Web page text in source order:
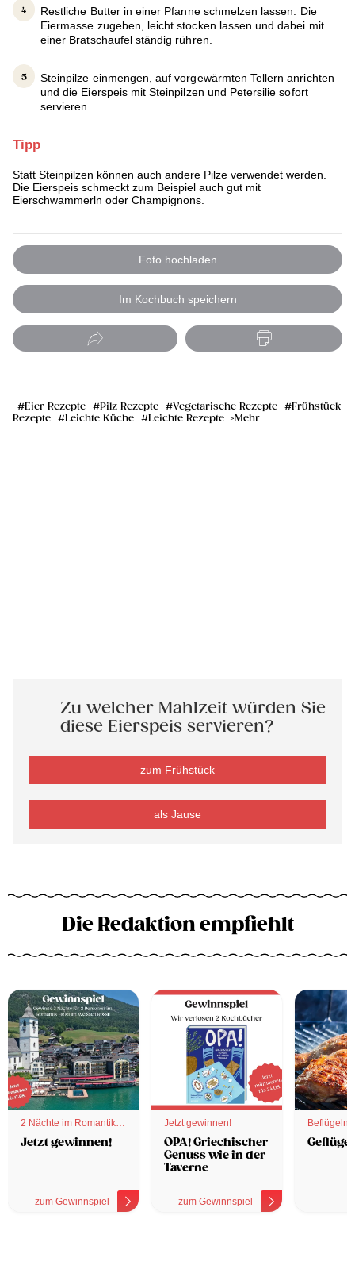
Restliche Butter in einer Pfanne schmelzen lassen. Die
Eiermasse zugeben, leicht stocken lassen und dabei mit
einer Bratschaufel ständig rühren.
Steinpilze einmengen, auf vorgewärmten Tellern anrichten
und die Eierspeis mit Steinpilzen und Petersilie sofort
servieren.
Tipp
Statt Steinpilzen können auch andere Pilze verwendet werden.
Die Eierspeis schmeckt zum Beispiel auch gut mit
Eierschwammerln oder Champignons.
Foto hochladen
Im Kochbuch speichern
Eier Rezepte Pilz Rezepte Vegetarische Rezepte
Frühstück
Rezepte
Leichte Küche Leichte Rezepte Mehr
Zu welcher Mahlzeit würden Sie
diese Eierspeis servieren?
zum Frühstück
als Jause
Die Redaktion empfiehlt
2 Nächte im Romantik
Hotel
Jetzt gewinnen!
zum Gewinnspiel
Jetzt gewinnen!
OPA! Griechischer
Genuss wie in der
Taverne
zum Gewinnspiel